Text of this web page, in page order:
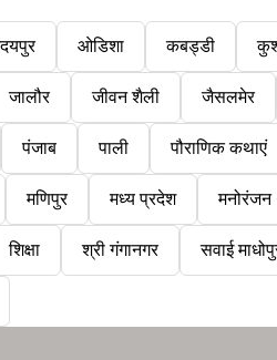
ओडिशा कबड्डी
जालौर जीवन शैली जैसलमेर
पंजाब पाली पौराणिक कथाएं
मणिपुर मध्य प्रदेश मनोरंजन
शिक्षा श्री गंगानगर सवाई